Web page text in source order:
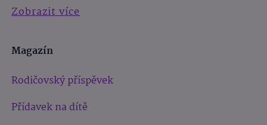
Zobrazit více
Magazín
Rodičovský příspěvek
Přídavek na dítě